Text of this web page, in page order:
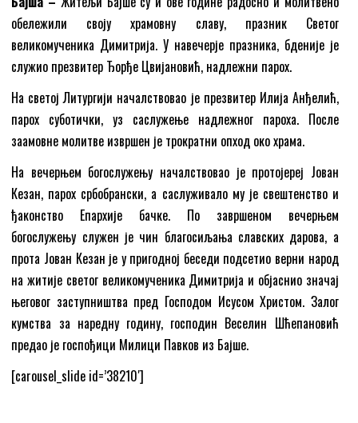
обележили своју храмовну славу, празник Светог
великомученика Димитрија. У навечерје празника, бденије је
служио презвитер Ђорђе Цвијановић, надлежни парох.
На светој Литургији началствовао је презвитер Илија Анђелић,
парох суботички, уз саслужење надлежног пароха. После
заамовне молитве извршен је трократни опход око храма.
На вечерњем богослужењу началствовао је протојереј Јован
Кезан, парох србобрански, а саслуживало му је свештенство и
ђаконство Епархије бачке. По завршеном вечерњем
богослужењу служен је чин благосиљања славских дарова, а
прота Јован Кезан је у пригодној беседи подсетио верни народ
на житије светог великомученика Димитрија и објаснио значај
његовог заступништва пред Господом Исусом Христом. Залог
кумства за наредну годину, господин Веселин Шћепановић
предао је госпођици Милици Павков из Бајше.
[carousel_slide id=’38210′]